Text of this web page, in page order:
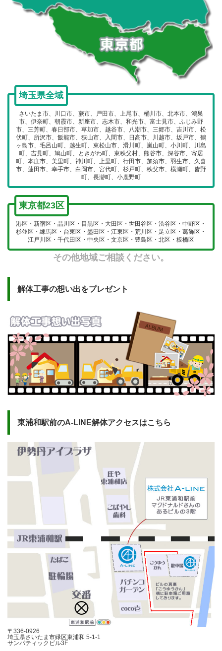
埼玉県全域
さいたま市、川口市、蕨市、戸田市、上尾市、桶川市、北本市、鴻巣
市、伊奈町、朝霞市、新座市、志木市、和光市、富士見市、ふじみ野
市、三芳町、春日部市、草加市、越谷市、八潮市、三郷市、吉川市、松
伏町、所沢市、飯能市、狭山市、入間市、日高市、川越市、坂戸市、鶴
ヶ島市、毛呂山町、越生町、東松山市、滑川町、嵐山町、小川町、川島
町、吉見町、鳩山町、ときがわ町、東秩父村、熊谷市、深谷市、寄居
町、本庄市、美里町、神川町、上里町、行田市、加須市、羽生市、久喜
市、蓮田市、幸手市、白岡市、宮代町、杉戸町、秩父市、横瀬町、皆野
町、長瀞町、小鹿野町
東京都23区
港区・新宿区・品川区・目黒区・大田区・世田谷区・渋谷区・中野区・
杉並区・練馬区・台東区・墨田区・江東区・荒川区・足立区・葛飾区・
江戸川区・千代田区・中央区・文京区・豊島区・北区・板橋区
その他地域ご相談ください。
解体工事の想い出をプレゼント
東浦和駅前のA-LINE解体アクセスはこちら
〒336-0926
埼玉県さいたま市緑区東浦和 5-1-1
サンパティックビル3F